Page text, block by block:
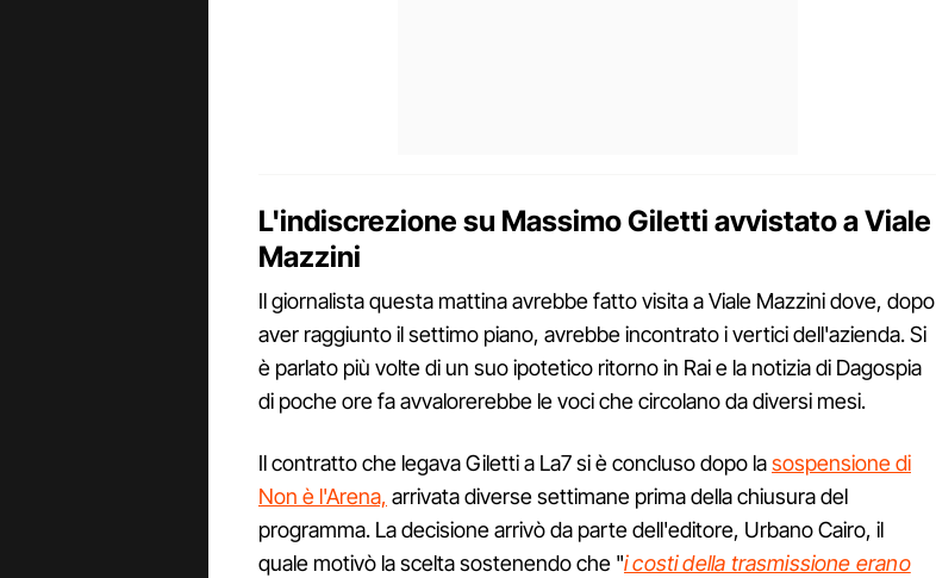
L'indiscrezione su Massimo Giletti avvistato a Viale
Mazzini
Il giornalista questa mattina avrebbe fatto visita a Viale Mazzini dove, dopo
aver raggiunto il settimo piano, avrebbe incontrato i vertici dell'azienda. Si
è parlato più volte di un suo ipotetico ritorno in Rai e la notizia di Dagospia
di poche ore fa avvalorerebbe le voci che circolano da diversi mesi.
Il contratto che legava Giletti a La7 si è concluso dopo lasospensione di
Non è l'Arena, arrivata diverse settimane prima della chiusura del
programma. La decisione arrivò da parte dell'editore, Urbano Cairo, il
quale motivò la scelta sostenendo che "i costi della trasmissione erano